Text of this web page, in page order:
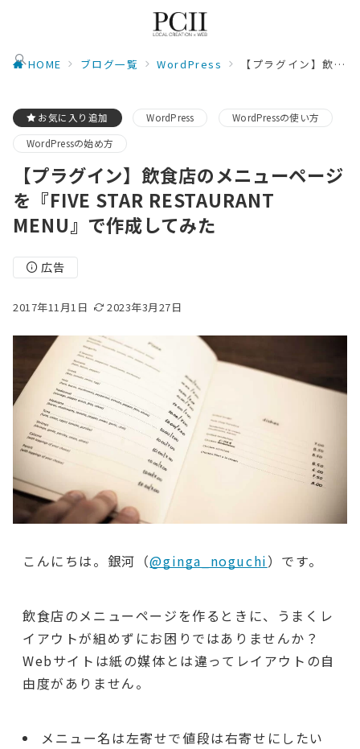
HOME ブログ一覧 WordPress 【プラグイン】飲食店のメニューページを『FIVE STAR RESTAURANT MENU』で作成してみた
お気に入り追加 WordPress
WordPressの使い方
WordPressの始め方
【プラグイン】飲食店のメニューページ
を『FIVE STAR RESTAURANT
MENU』で作成してみた
広告
2017年11月1日 2023年3月27日
こんにちは。銀河（@ginga_noguchi）です。
飲食店のメニューページを作るときに、うまくレ
イアウトが組めずにお困りではありませんか？
Webサイトは紙の媒体とは違ってレイアウトの自
由度がありません。
メニュー名は左寄せで値段は右寄せにしたい